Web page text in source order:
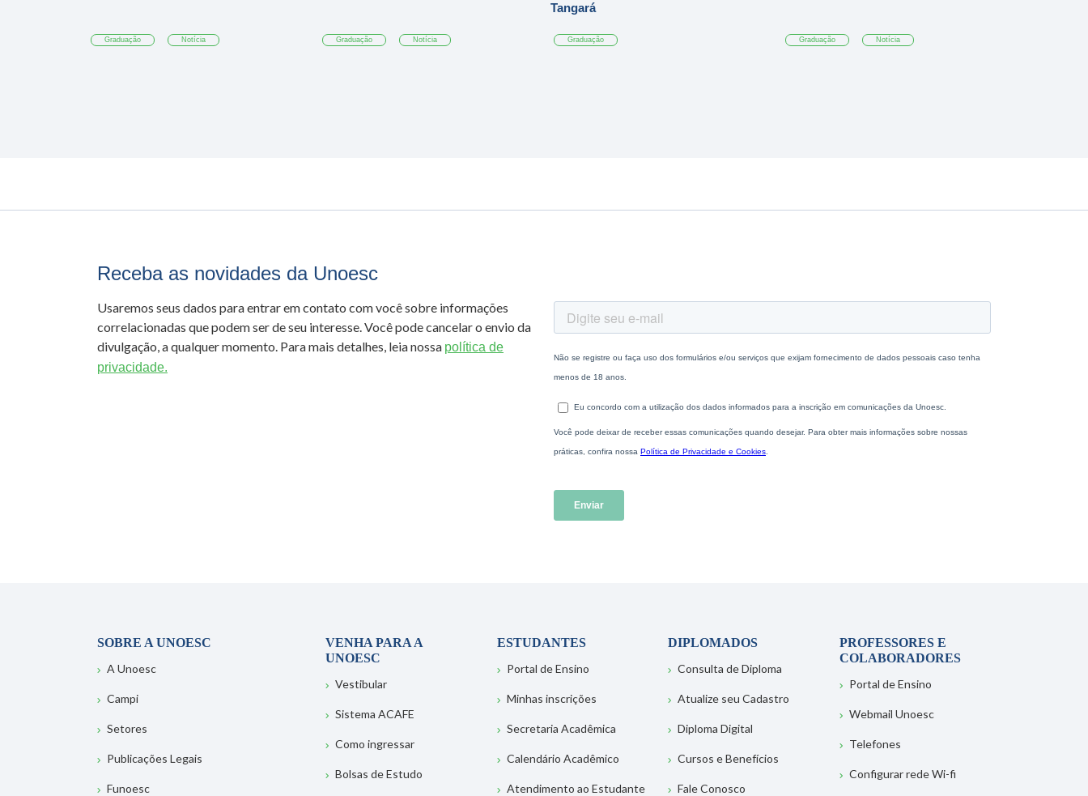
Graduação Notícia Graduação Notícia
Tangará
Graduação Graduação Notícia
Receba as novidades da Unoesc
Usaremos seus dados para entrar em contato com você sobre informações
correlacionadas que podem ser de seu interesse. Você pode cancelar o envio da
divulgação, a qualquer momento. Para mais detalhes, leia nossa política de
privacidade.
SOBRE A UNOESC
A Unoesc
Campi
Setores
Publicações Legais
Funoesc
VENHA PARA A
UNOESC
Vestibular
Sistema ACAFE
Como ingressar
Bolsas de Estudo
ESTUDANTES
Portal de Ensino
Minhas inscrições
Secretaria Acadêmica
Calendário Acadêmico
Atendimento ao Estudante
DIPLOMADOS
Consulta de Diploma
Atualize seu Cadastro
Diploma Digital
Cursos e Benefícios
Fale Conosco
PROFESSORES E
COLABORADORES
Portal de Ensino
Webmail Unoesc
Telefones
Configurar rede Wi-fi